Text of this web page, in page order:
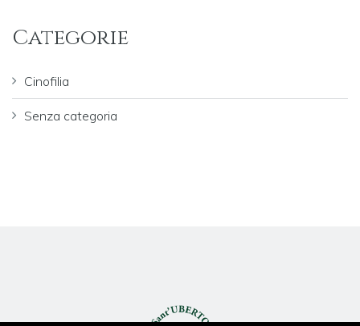
Categorie
Cinofilia
Senza categoria